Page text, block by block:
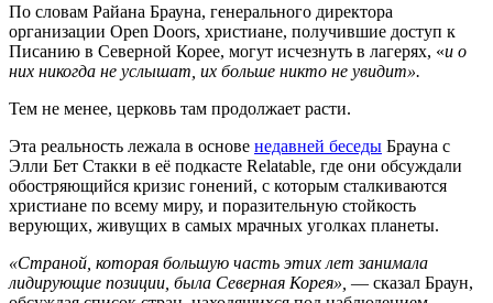
По словам Райана Брауна, генерального директора
организации Open Doors, христиане, получившие доступ к
Писанию в Северной Корее, могут исчезнуть в лагерях, «и о
них никогда не услышат, их больше никто не увидит».
Тем не менее, церковь там продолжает расти.
Эта реальность лежала в основе недавней беседы Брауна с
Элли Бет Стакки в её подкасте Relatable, где они обсуждали
обостряющийся кризис гонений, с которым сталкиваются
христиане по всему миру, и поразительную стойкость
верующих, живущих в самых мрачных уголках планеты.
«Страной, которая большую часть этих лет занимала
лидирующие позиции, была Северная Корея», — сказал Браун,